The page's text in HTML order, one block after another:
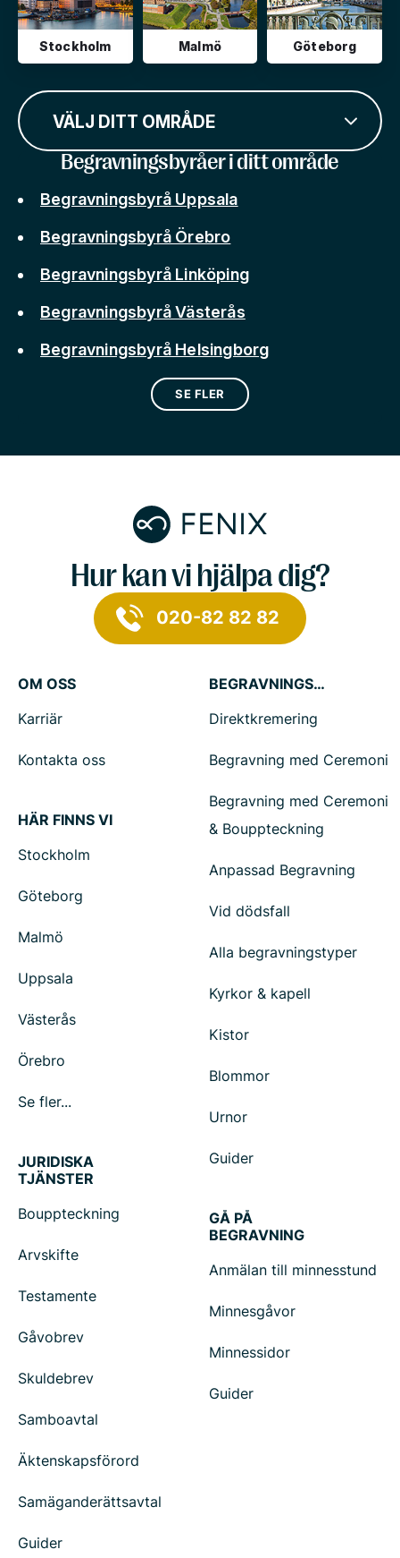
Stockholm Malmö Göteborg
VÄLJ DITT OMRÅDE
Begravningsbyråer i ditt område
Begravningsbyrå Uppsala
Begravningsbyrå Örebro
Begravningsbyrå Linköping
Begravningsbyrå Västerås
Begravningsbyrå Helsingborg
SE FLER
Hur kan vi hjälpa dig?
020-82 82 82
OM OSS
Karriär
Kontakta oss
HÄR FINNS VI
Stockholm
Göteborg
Malmö
Uppsala
Västerås
Örebro
Se fler...
BEGRAVNINGSTJÄNSTER
Direktkremering
Begravning med Ceremoni
Begravning med Ceremoni
& Bouppteckning
Anpassad Begravning
Vid dödsfall
Alla begravningstyper
Kyrkor & kapell
Kistor
Blommor
Urnor
Guider
JURIDISKA
TJÄNSTER
Bouppteckning
Arvskifte
Testamente
Gåvobrev
Skuldebrev
Samboavtal
Äktenskapsförord
Samäganderättsavtal
Guider
GÅ PÅ
BEGRAVNING
Anmälan till minnesstund
Minnesgåvor
Minnessidor
Guider